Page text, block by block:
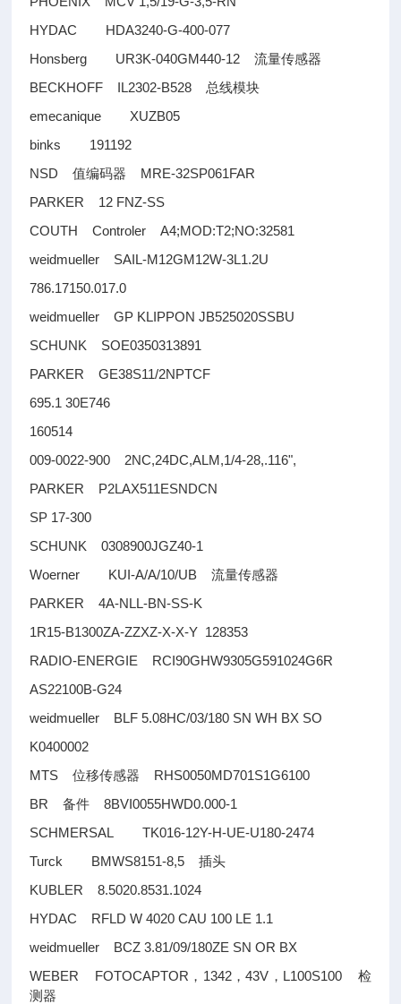
HYDAC HDA3240-G-400-077
Honsberg UR3K-040GM440-12流量传感器
BECKHOFF IL2302-B528 总线模块
emecanique XUZB05
binks 191192
NSD值编码器
MRE-32SP061FAR
PARKER 12 FNZ-SS
COUTH Controler A4;MOD:T2;NO:32581
weidmueller SAIL-M12GM12W-3L1.2U
786.17150.017.0
weidmueller GP KLIPPON JB525020SSBU
SCHUNK SOE0350313891
PARKER GE38S11/2NPTCF
695.1 30E746
160514
009-0022-900 2NC,24DC,ALM,1/4-28,.116",
PARKER P2LAX511ESNDCN
SP 17-300
SCHUNK 0308900JGZ40-1
Woerner KUI-A/A/10/UB流量传感器
PARKER 4A-NLL-BN-SS-K
1R15-B1300ZA-ZZXZ-X-X-Y 128353
RADIO-ENERGIE RCI90GHW9305G591024G6R
AS22100B-G24
weidmueller BLF 5.08HC/03/180 SN WH BX SO
K0400002
MTS位移传感器
RHS0050MD701S1G6100
BR备件 8BVI0055HWD0.000-1
SCHMERSAL TK016-12Y-H-UE-U180-2474
Turck BMWS8151-8,5插头
KUBLER 8.5020.8531.1024
HYDAC RFLD W 4020 CAU 100 LE 1.1
weidmueller BCZ 3.81/09/180ZE SN OR BX
WEBER FOTOCAPTOR ， 1342，43V ， L100S100 检
测器